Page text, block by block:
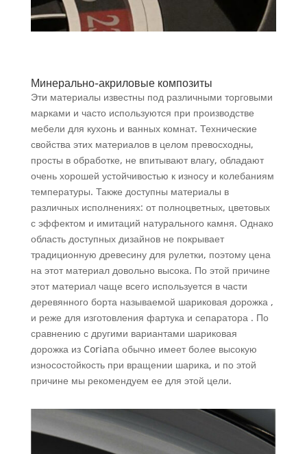
Минерально-акриловые композиты
Эти материалы известны под различными торговыми
марками и часто используются при производстве
мебели для кухонь и ванных комнат. Технические
свойства этих материалов в целом превосходны,
просты в обработке, не впитывают влагу, обладают
очень хорошей устойчивостью к износу и колебаниям
температуры. Также доступны материалы в
различных исполнениях: от полноцветных, цветовых
с эффектом и имитаций натурального камня. Однако
область доступных дизайнов не покрывает
традиционную древесину для рулетки, поэтому цена
на этот материал довольно высока. По этой причине
этот материал чаще всего используется в части
деревянного борта называемой шариковая дорожка ,
и реже для изготовления фартука и сепаратора . По
сравнению с другими вариантами шариковая
дорожка из Corianа обычно имеет более высокую
износостойкость при вращении шарика, и по этой
причине мы рекомендуем ее для этой цели.